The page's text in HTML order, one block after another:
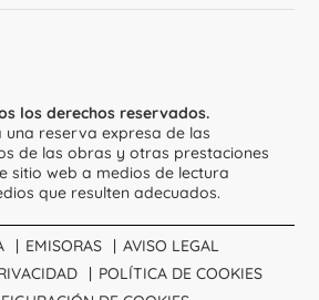
los derechos reservados.
una reserva expresa de las
de las obras y otras prestaciones
sitio web a medios de lectura
que resulten adecuados.
EMISORAS
AVISO LEGAL
POLÍTICA DE COOKIES